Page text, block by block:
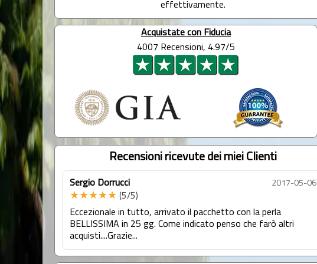
effettivamente.
Acquistate con Fiducia
4007 Recensioni, 4.97/5
Recensioni ricevute dei miei Clienti
Sergio Dorrucci 2017-05-06
★★★★★ (5/5)
Eccezionale in tutto, arrivato il pacchetto con la perla
BELLISSIMA in 25 gg. Come indicato penso che farò altri
acquisti....Grazie...